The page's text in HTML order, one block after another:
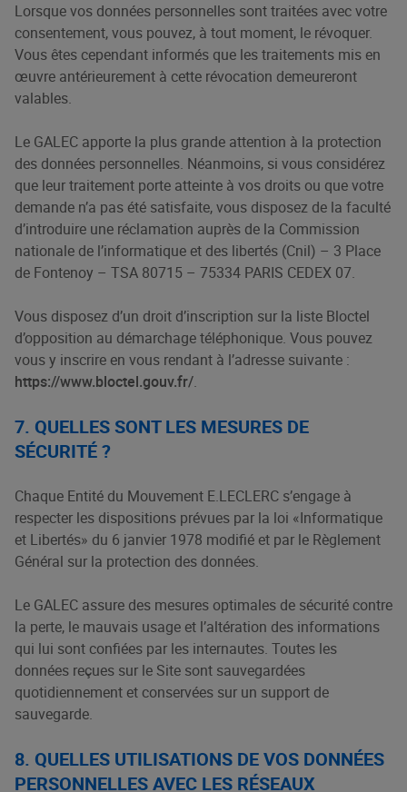
Lorsque vos données personnelles sont traitées avec votre
consentement, vous pouvez, à tout moment, le révoquer.
Vous êtes cependant informés que les traitements mis en
œuvre antérieurement à cette révocation demeureront
valables.
Le GALEC apporte la plus grande attention à la protection
des données personnelles. Néanmoins, si vous considérez
que leur traitement porte atteinte à vos droits ou que votre
demande n’a pas été satisfaite, vous disposez de la faculté
d’introduire une réclamation auprès de la Commission
nationale de l’informatique et des libertés (Cnil) – 3 Place
de Fontenoy – TSA 80715 – 75334 PARIS CEDEX 07.
Vous disposez d’un droit d’inscription sur la liste Bloctel
d’opposition au démarchage téléphonique. Vous pouvez
vous y inscrire en vous rendant à l’adresse suivante :
https://www.bloctel.gouv.fr/.
7. QUELLES SONT LES MESURES DE
SÉCURITÉ ?
Chaque Entité du Mouvement E.LECLERC s’engage à
respecter les dispositions prévues par la loi «Informatique
et Libertés» du 6 janvier 1978 modifié et par le Règlement
Général sur la protection des données.
Le GALEC assure des mesures optimales de sécurité contre
la perte, le mauvais usage et l’altération des informations
qui lui sont confiées par les internautes. Toutes les
données reçues sur le Site sont sauvegardées
quotidiennement et conservées sur un support de
sauvegarde.
8. QUELLES UTILISATIONS DE VOS DONNÉES
PERSONNELLES AVEC LES RÉSEAUX